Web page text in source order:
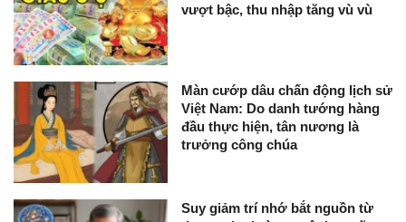
vượt bậc, thu nhập tăng vù vù
Màn cướp dâu chấn động lịch sử
Việt Nam: Do danh tướng hàng
đầu thực hiện, tân nương là
trưởng công chúa
Suy giảm trí nhớ bắt nguồn từ